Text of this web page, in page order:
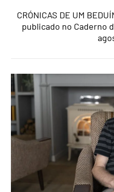
CRÓNICAS DE UM
publicado no Caderno